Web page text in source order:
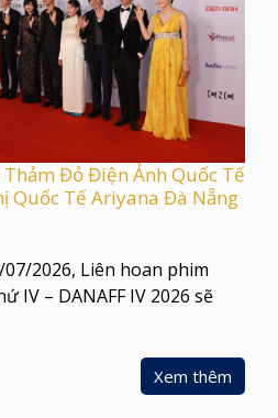
Thảm Đỏ Điện Ảnh Quốc Tế
Quốc Tế Ariyana Đà Nẵng
2026, Liên hoan phim
IV – DANAFF IV 2026 sẽ
Xem thêm